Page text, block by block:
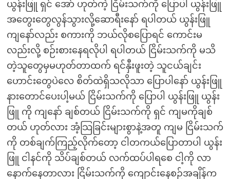
ယွန်းဖြူ ရှင် အော် ဟုတ်ကဲ့ ငြိမ်းသက်ကို ပြောပါ ယွန်းဖြူ
အတွေးတွေလွန်သွားလို့ဆောရီးနော် ရပါတယ် ယွန်းဖြူ
ကျနော်လည်း စကားကို ဘယ်လိုစပြောရင် ကောင်းမ
လည်းလို့ စဉ်းစားနေရလိုပါ ရပါတယ် ငြိမ်းသက်ကို မသိ
တဲ့သူတွေမှမဟုတ်တာထက် ရင်နှီးဖူးတဲ့ သူငယ်ချင်း
ဟောင်းတွေပဲလေ စိတ်ထဲရှိသလိုသာ ပြောပါနော် ယွန်းဖြူ
နားတောင်ပေးပါ့မယ် ငြိမ်းသက်ကို ပြောပါ ယွန်းဖြူ ယွန်း
ဖြူ ကို ကျနော် ချစ်တယ် ငြိမ်းသက်ကို ရှင် ကျမကိုချစ်
တယ် ဟုတ်လား အံ့သြခြင်းများစွာနဲ့အတူ ကျမ ငြိမ်းသက်
ကို တစ်ချက်ကြည့်လိုက်တော့ ငါတကယ်ပြောတာပါ ယွန်း
ဖြူ ငါနင်ကို သိပ်ချစ်တယ် လက်ထပ်ပါရစေ ငါ့ကို လာ
နောက်နေတာလား ငြိမ်းသက်ကို ကျောင်းနေစဉ်အချိန်က